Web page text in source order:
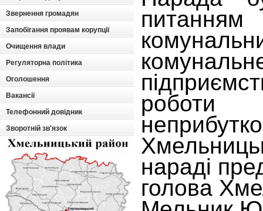
Звернення громадян
Запобігання проявам корупції
Очищення влади
Регуляторна політика
Оголошення
Вакансії
Телефонний довідник
Зворотній зв'язок
роботи
нараді
голова